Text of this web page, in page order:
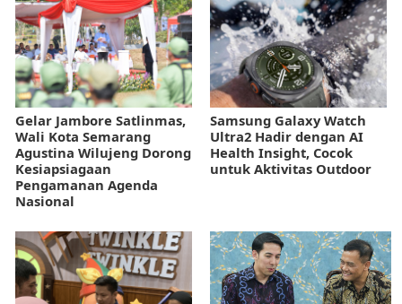
Gelar Jambore Satlinmas,
Wali Kota Semarang
Agustina Wilujeng Dorong
Kesiapsiagaan
Pengamanan Agenda
Nasional
Samsung Galaxy Watch
Ultra2 Hadir dengan AI
Health Insight, Cocok
untuk Aktivitas Outdoor